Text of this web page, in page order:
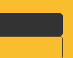
y mejorar su